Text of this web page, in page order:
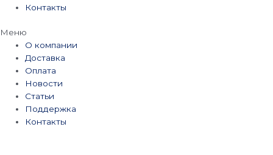
Контакты
Меню
О компании
Доставка
Оплата
Новости
Статьи
Поддержка
Контакты